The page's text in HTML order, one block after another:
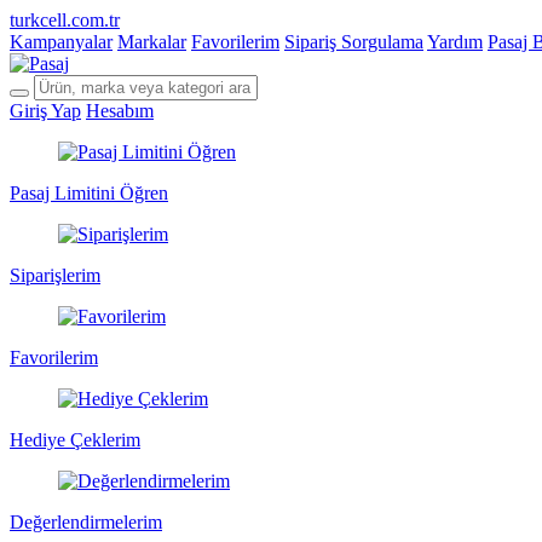
turkcell.com.tr
Kampanyalar Markalar Favorilerim Sipariş Sorgulama Yardım Pasaj
Giriş Yap Hesabım
Pasaj Limitini Öğren
Siparişlerim
Favorilerim
Hediye Çeklerim
Değerlendirmelerim